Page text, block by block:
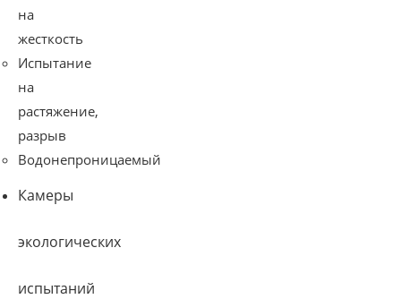
на
жесткость
Испытание
на
растяжение,
разрыв
Водонепроницаемый
Камеры
экологических
испытаний